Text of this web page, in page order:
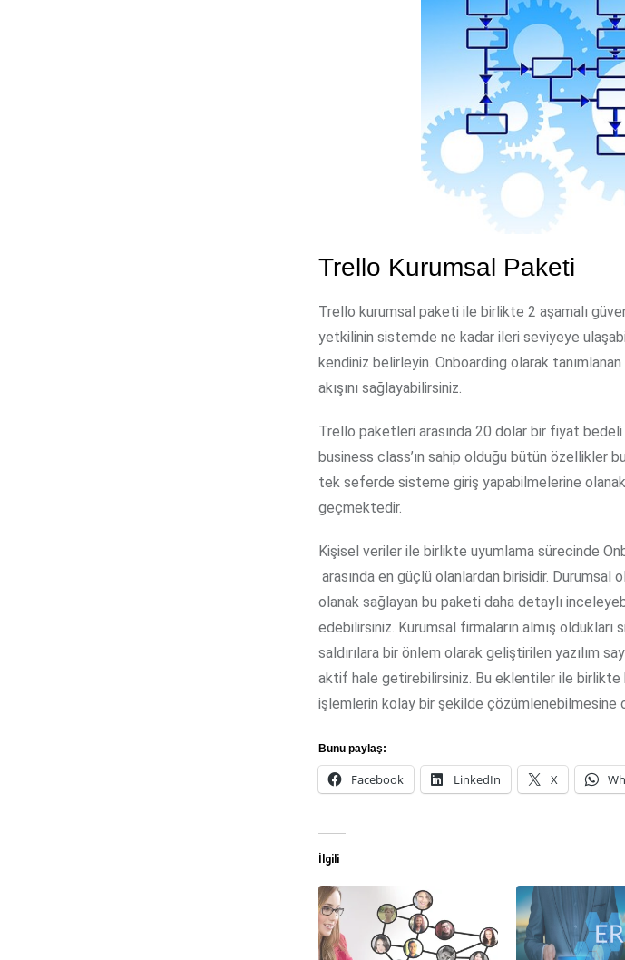
Trello Kurumsal Paketi
Trello kurumsal paketi ile birlikte 2 aşamalı
yetkilinin sistemde ne kadar ileri seviyeye
kendiniz belirleyin. Onboarding olarak
akışını sağlayabilirsiniz.
Trello paketleri arasında 20 dolar bir fiyat
business class’ın sahip olduğu bütün özellikler
tek seferde sisteme giriş yapabilmelerine olanak
geçmektedir.
Kişisel veriler ile birlikte uyumlama sürecinde
arasında en güçlü olanlardan birisidir.
olanak sağlayan bu paketi daha detaylı
edebilirsiniz. Kurumsal firmaların almış
saldırılara bir önlem olarak geliştirilen yazılım
aktif hale getirebilirsiniz. Bu eklentiler ile birlikte
işlemlerin kolay bir şekilde çözümlenebilmesine
Bunu paylaş:
Facebook LinkedIn X
İlgili